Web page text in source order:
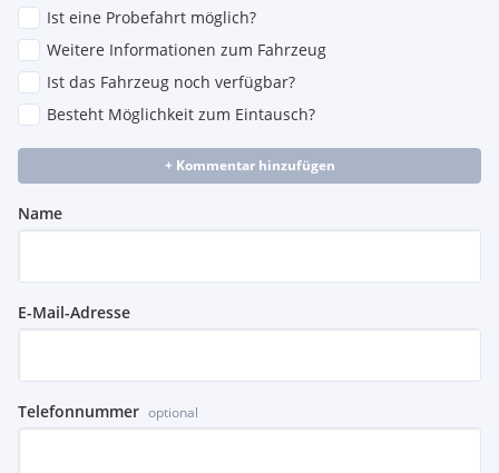
Ist eine Probefahrt möglich?
Weitere Informationen zum Fahrzeug
Ist das Fahrzeug noch verfügbar?
Besteht Möglichkeit zum Eintausch?
+ Kommentar hinzufügen
Name
E-Mail-Adresse
Telefonnummer optional